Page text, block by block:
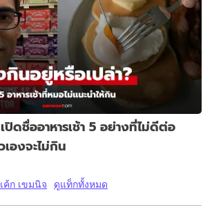
ปิดชื่ออาหารเช้า 5 อย่างที่ไม่ดีต่อ
องจะไม่กิน
ค้ก เขมนิจ ดูแท็กทั้งหมด